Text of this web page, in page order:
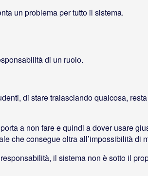
un problema per tutto il sistema.
di un ruolo.
di stare tralasciando qualcosa,
a non fare e quindi a dover usare
che consegue oltra all’impossibilità
il sistema non è sotto il